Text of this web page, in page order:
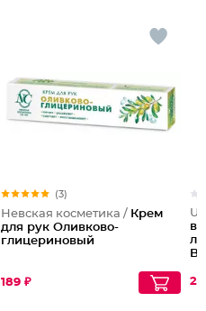
(3)
Невская косметика / Крем
для рук Оливково-
глицериновый
189 ₽